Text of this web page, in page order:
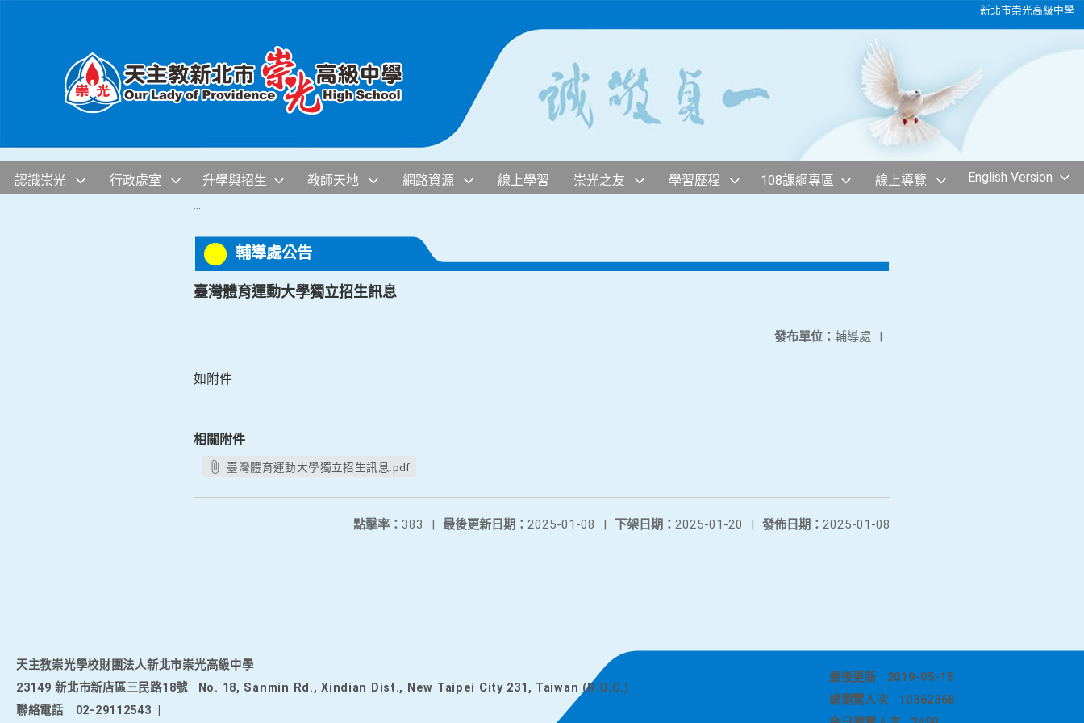
新北市崇光高級中學
認識崇光 行政處室 升學與招生 教師天地 網路資源 線上學習 崇光之友 學習歷程 108課綱專區 線上導覽 English Version
:::
輔導處公告
臺灣體育運動大學獨立招生訊息
發布單位： 輔導處 |
如附件
相關附件
臺灣體育運動大學獨立招生訊息.pdf
發佈日期： 2025-01-08
下架日期： 2025-01-20 |
最後更新日期： 2025-01-08 |
點擊率： 383 |
天主教崇光學校財團法人新北市崇光高級中學
23149 新北市新店區三民路18號
No. 18, Sanmin Rd., Xindian Dist., New Taipei City 231, Taiwan (R.O.C.)
聯絡電話
02-29112543
最後更新
2019-05-15
總瀏覽人次
10362368